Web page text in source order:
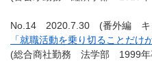
No.14 2020.7.30 (番外編 キ
「就職活動を乗り切ることだけ
(総合商社勤務 法学部 1999年